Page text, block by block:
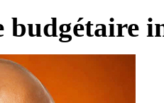
budgétaire